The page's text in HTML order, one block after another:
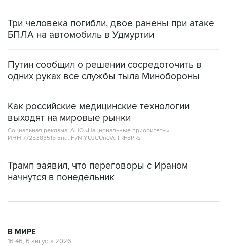
Три человека погибли, двое ранены при атаке
БПЛА на автомобиль в Удмуртии
Путин сообщил о решении сосредоточить в
одних руках все службы тыла Минобороны
Как российские медицинские технологии
выходят на мировые рынки
Социальная реклама, АНО «Национальные приоритеты».
ИНН 7725383515 Erid: F7NfYUJCUneVdTRF8PRs
Трамп заявил, что переговоры с Ираном
начнутся в понедельник
В МИРЕ
16:46, 6 августа 2026